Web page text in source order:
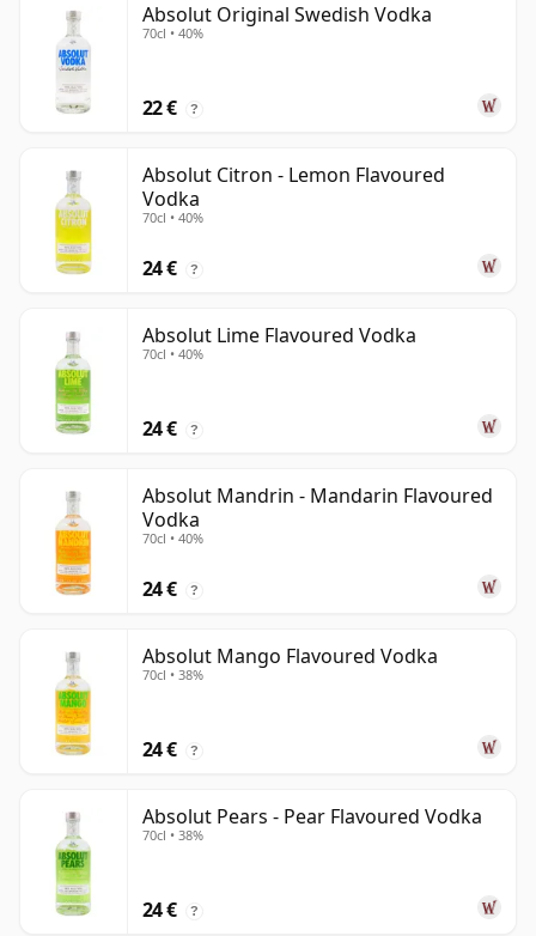
Absolut Original Swedish Vodka
70cl • 40%
22 € ?
Absolut Citron - Lemon Flavoured
Vodka
70cl • 40%
24 € ?
Absolut Lime Flavoured Vodka
70cl • 40%
24 € ?
Absolut Mandrin - Mandarin Flavoured
Vodka
70cl • 40%
24 € ?
Absolut Mango Flavoured Vodka
70cl • 38%
24 € ?
Absolut Pears - Pear Flavoured Vodka
70cl • 38%
24 € ?